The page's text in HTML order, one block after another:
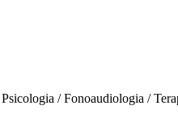
/ Fonoaudiologia /